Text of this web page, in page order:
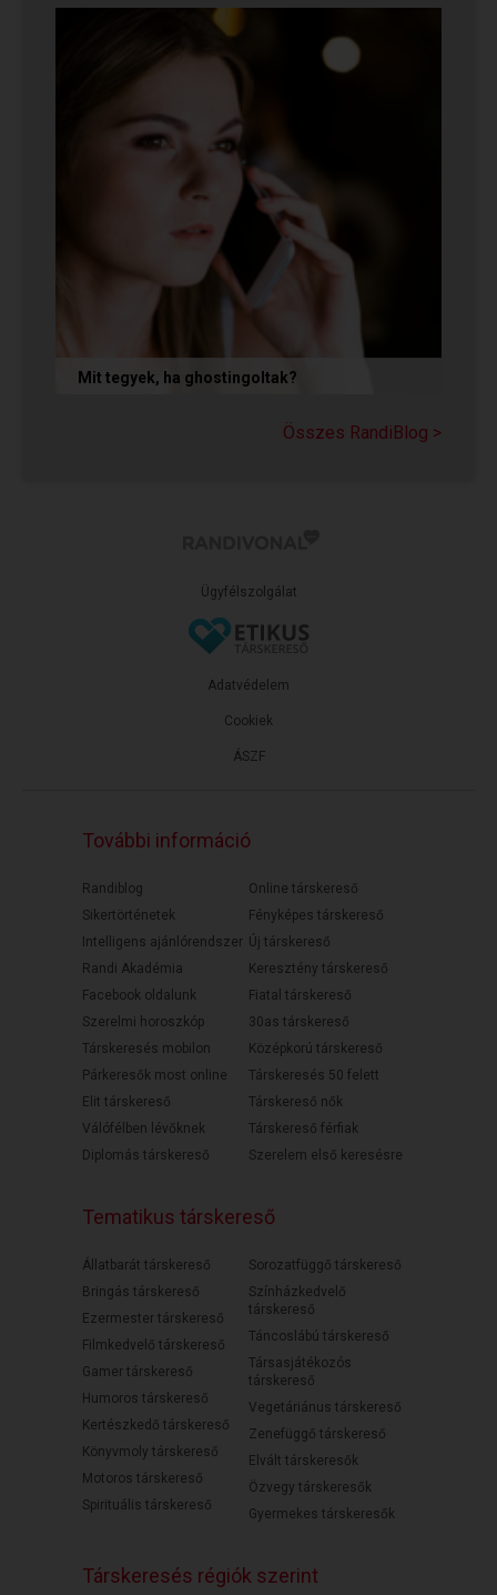
az azt jelenti, hogy nem...
Mit tegyek, ha ghostingoltak?
a legfontosabb teendőd: ne fuss utána, ne küldj
Összes RandiBlog >
Ügyfélszolgálat
ÁSZF
Adatvédelem
Cookiek
További információ
Randiblog
Sikertörténetek
Intelligens ajánlórendszer
Randi Akadémia
Facebook oldalunk
Szerelmi horoszkóp
Társkeresés mobilon
Párkeresők most online
Elit társkereső
Válófélben lévőknek
Diplomás társkereső
Online társkereső
Fényképes társkereső
Új társkereső
Keresztény társkereső
Fiatal társkereső
30as társkereső
Középkorú társkereső
Társkeresés 50 felett
Társkereső nők
Társkereső férfiak
Szerelem első keresésre
Tematikus társkereső
Állatbarát társkereső
Bringás társkereső
Ezermester társkereső
Filmkedvelő társkereső
Gamer társkereső
Humoros társkereső
Kertészkedő társkereső
Könyvmoly társkereső
Motoros társkereső
Spirituális társkereső
Sorozatfüggő társkereső
Színházkedvelő
társkereső
Táncoslábú társkereső
Társasjátékozós
társkereső
Vegetáriánus társkereső
Zenefüggő társkereső
Elvált társkeresők
Özvegy társkeresők
Gyermekes társkeresők
Társkeresés régiók szerint